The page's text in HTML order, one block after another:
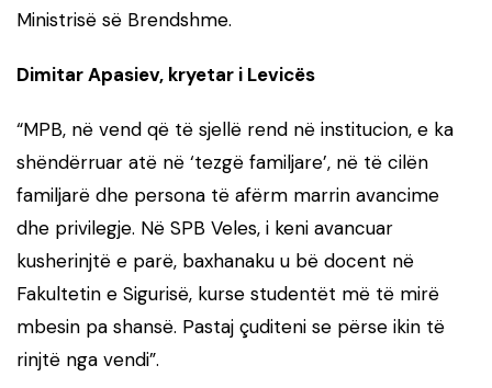
Ministrisë së Brendshme.
Dimitar Apasiev, kryetar i Levicës
“MPB, në vend që të sjellë rend në institucion, e ka
shëndërruar atë në ‘tezgë familjare’, në të cilën
familjarë dhe persona të afërm marrin avancime
dhe privilegje. Në SPB Veles, i keni avancuar
kusherinjtë e parë, baxhanaku u bë docent në
Fakultetin e Sigurisë, kurse studentët më të mirë
mbesin pa shansë. Pastaj çuditeni se përse ikin të
rinjtë nga vendi”.